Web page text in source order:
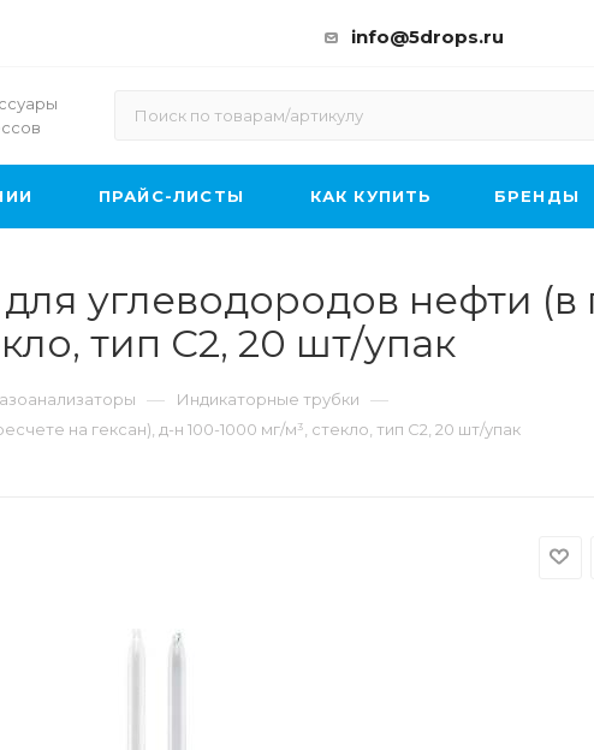
info@5drops.ru
ПРАЙС-ЛИСТЫ КАК КУПИТЬ БРЕНДЫ
углеводородов нефти (в
тип С2, 20 шт/упак
— Индикаторные трубки —
на гексан), д-н 100-1000 мг/м³, стекло, тип С2, 20 шт/упак